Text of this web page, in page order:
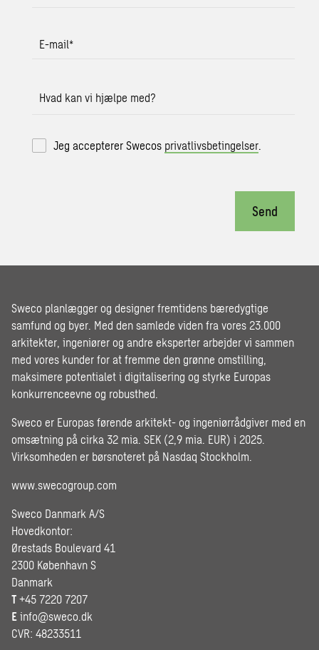
E-mail*
Hvad kan vi hjælpe med?
Jeg accepterer Swecos privatlivsbetingelser.
Send
Sweco planlægger og designer fremtidens bæredygtige
samfund og byer. Med den samlede viden fra vores 23.000
arkitekter, ingeniører og andre eksperter arbejder vi sammen
med vores kunder for at fremme den grønne omstilling,
maksimere potentialet i digitalisering og styrke Europas
konkurrenceevne og robusthed.
Sweco er Europas førende arkitekt- og ingeniørrådgiver med en
omsætning på cirka 32 mia. SEK (2,9 mia. EUR) i 2025.
Virksomheden er børsnoteret på Nasdaq Stockholm.
www.swecogroup.com
Sweco Danmark A/S
Hovedkontor:
Ørestads Boulevard 41
2300 København S
Danmark
T +45 7220 7207
E info@sweco.dk
CVR: 48233511